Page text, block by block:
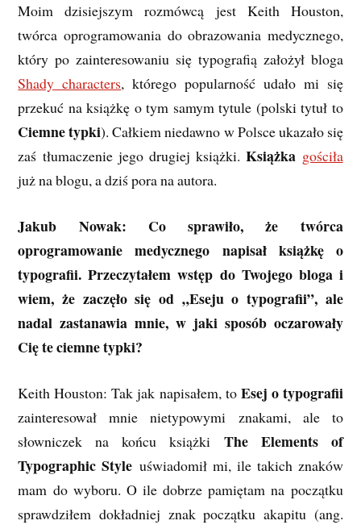
Moim dzisiejszym rozmówcą jest Keith Houston,
twórca oprogramowania do obrazowania medycznego,
który po zainteresowaniu się typografią założył bloga
Shady characters, którego popularność udało mi się
przekuć na książkę o tym samym tytule (polski tytuł to
Ciemne typki). Całkiem niedawno w Polsce ukazało się
zaś tłumaczenie jego drugiej książki.Książka gościła
już na blogu, a dziś pora na autora.
Jakub Nowak: Co sprawiło, że twórca
oprogramowanie medycznego napisał książkę o
typografii. Przeczytałem wstęp do Twojego bloga i
wiem, że zaczęło się od „Eseju o typografii”, ale
nadal zastanawia mnie, w jaki sposób oczarowały
Cię te ciemne typki?
Keith Houston: Tak jak napisałem, to Esej o typografii
zainteresował mnie nietypowymi znakami, ale to
słowniczek na końcu książki The Elements of
Typographic Style uświadomił mi, ile takich znaków
mam do wyboru. O ile dobrze pamiętam na początku
sprawdziłem dokładniej znak początku akapitu (ang.